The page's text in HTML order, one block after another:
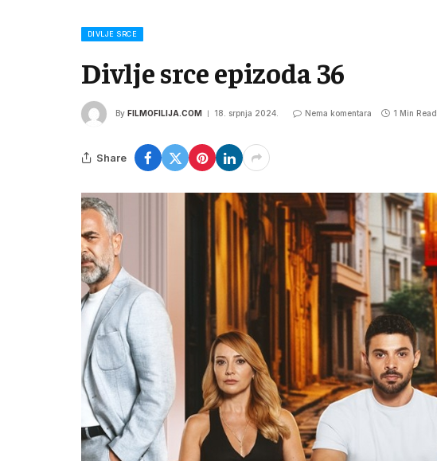
DIVLJE SRCE
Divlje srce epizoda 36
By FILMOFILIJA.COM 18. srpnja 2024. Nema komentara 1 Min Read
Share